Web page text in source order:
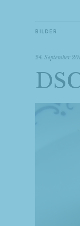
BILDER
24. September